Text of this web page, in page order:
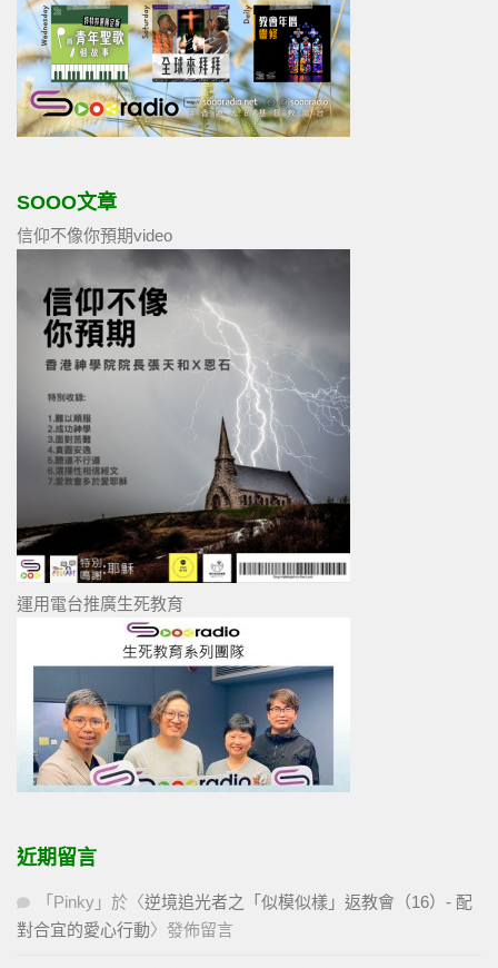
SOOO文章
信仰不像你預期video
運用電台推廣生死教育
近期留言
「 Pinky 」於〈逆境追光者之「似模似樣」返教會（16）- 配
對合宜的愛心行動〉發佈留言